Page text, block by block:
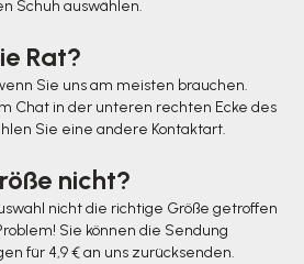
Schuh auswählen.
Rat?
Sie uns am meisten brauchen.
Chat in der unteren rechten Ecke des
Sie eine andere Kontaktart.
nicht?
nicht die richtige Größe getroffen
Sie können die Sendung
für 4,9 € an uns zurücksenden.